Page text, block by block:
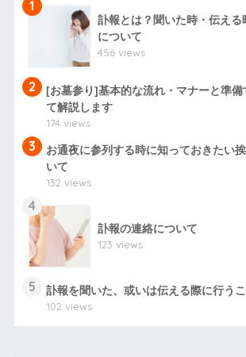
1
訃報とは？聞いた時・伝える
について
456 views
2
[お墓参り]基本的な流れ・マナーと準備
て解説します
174 views
3
お通夜に参列する時に知っておきたい
いて
132 views
4
訃報の連絡について
123 views
5
訃報を聞いた、或いは伝える際に行う
102 views